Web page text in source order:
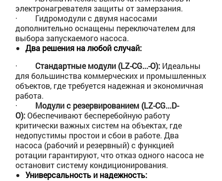
электронагревателя защиты от замерзания.
· Гидромодули с двумя насосами
дополнительно оснащены переключателем для
выбора запускаемого насоса.
Два решения на любой случай:
· Стандартные модули (LZ-CG...-O): Идеальны
для большинства коммерческих и промышленных
объектов, где требуется надежная и экономичная
работа.
· Модули с резервированием (LZ-CG...D-
O):Обеспечивают бесперебойную работу
критически важных систем на объектах, где
недопустимы простои и сбои в работе. Два
насоса (рабочий и резервный) с функцией
ротации гарантируют, что отказ одного насоса не
остановит систему кондиционирования.
Универсальность и надежность: